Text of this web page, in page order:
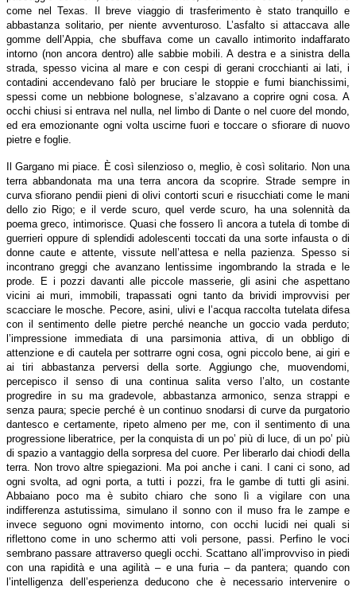
come nel Texas. Il breve viaggio di trasferimento è stato tranquillo e
abbastanza solitario, per niente avventuroso. L’asfalto si attaccava alle
gomme dell’Appia, che sbuffava come un cavallo intimorito indaffarato
intorno (non ancora dentro) alle sabbie mobili. A destra e a sinistra della
strada, spesso vicina al mare e con cespi di gerani crocchianti ai lati, i
contadini accendevano falò per bruciare le stoppie e fumi bianchissimi,
spessi come un nebbione bolognese, s’alzavano a coprire ogni cosa. A
occhi chiusi si entrava nel nulla, nel limbo di Dante o nel cuore del mondo,
ed era emozionante ogni volta uscirne fuori e toccare o sfiorare di nuovo
pietre e foglie.
Il Gargano mi piace. È così silenzioso o, meglio, è così solitario. Non una
terra abbandonata ma una terra ancora da scoprire. Strade sempre in
curva sfiorano pendii pieni di olivi contorti scuri e risucchiati come le mani
dello zio Rigo; e il verde scuro, quel verde scuro, ha una solennità da
poema greco, intimorisce. Quasi che fossero lì ancora a tutela di tombe di
guerrieri oppure di splendidi adolescenti toccati da una sorte infausta o di
donne caute e attente, vissute nell’attesa e nella pazienza. Spesso si
incontrano greggi che avanzano lentissime ingombrando la strada e le
prode. E i pozzi davanti alle piccole masserie, gli asini che aspettano
vicini ai muri, immobili, trapassati ogni tanto da brividi improvvisi per
scacciare le mosche. Pecore, asini, ulivi e l’acqua raccolta tutelata difesa
con il sentimento delle pietre perché neanche un goccio vada perduto;
l’impressione immediata di una parsimonia attiva, di un obbligo di
attenzione e di cautela per sottrarre ogni cosa, ogni piccolo bene, ai giri e
ai tiri abbastanza perversi della sorte. Aggiungo che, muovendomi,
percepisco il senso di una continua salita verso l’alto, un costante
progredire in su ma gradevole, abbastanza armonico, senza strappi e
senza paura; specie perché è un continuo snodarsi di curve da purgatorio
dantesco e certamente, ripeto almeno per me, con il sentimento di una
progressione liberatrice, per la conquista di un po’ più di luce, di un po’ più
di spazio a vantaggio della sorpresa del cuore. Per liberarlo dai chiodi della
terra. Non trovo altre spiegazioni. Ma poi anche i cani. I cani ci sono, ad
ogni svolta, ad ogni porta, a tutti i pozzi, fra le gambe di tutti gli asini.
Abbaiano poco ma è subito chiaro che sono lì a vigilare con una
indifferenza astutissima, simulano il sonno con il muso fra le zampe e
invece seguono ogni movimento intorno, con occhi lucidi nei quali si
riflettono come in uno schermo atti voli persone, passi. Perfino le voci
sembrano passare attraverso quegli occhi. Scattano all’improvviso in piedi
con una rapidità e una agilità – e una furia – da pantera; quando con
l’intelligenza dell’esperienza deducono che è necessario intervenire o